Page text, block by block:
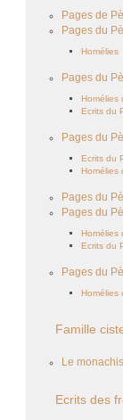
Pages de
Pages du
Homélies
Pages du
Homélies
Ecrits du
Pages du
Ecrits du
Homélies
Pages du
Pages du
Homélies
Ecrits du
Pages du
Homélies
Famille
Le
Ecrits des